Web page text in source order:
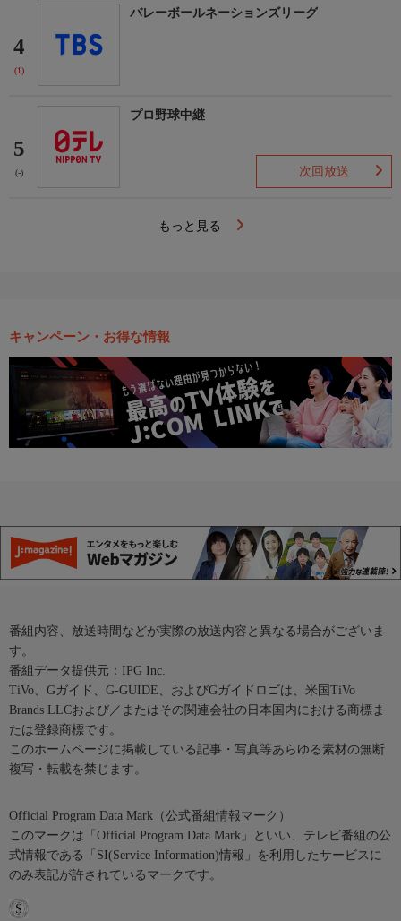
4
(1)
バレーボールネーションズリーグ
5
(-)
プロ野球中継
次回放送
もっと見る
キャンペーン・お得な情報
番組内容、放送時間などが実際の放送内容と異なる場合がございま
す。
番組データ提供元：IPG Inc.
TiVo、Gガイド、G-GUIDE、およびGガイドロゴは、米国TiVo
Brands LLCおよび／またはその関連会社の日本国内における商標ま
たは登録商標です。
このホームページに掲載している記事・写真等あらゆる素材の無断
複写・転載を禁じます。
Official Program Data Mark（公式番組情報マーク）
このマークは「Official Program Data Mark」といい、テレビ番組の公
式情報である「SI(Service Information)情報」を利用したサービスに
のみ表記が許されているマークです。